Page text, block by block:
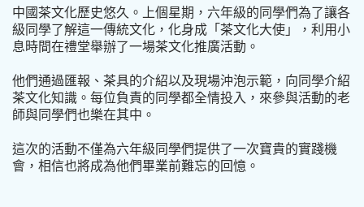
中國茶文化歷史悠久。上個星期，六年級的同學們為了讓各
級同學了解這一傳統文化，化身成「茶文化大使」，利用小
息時間在禮堂舉辦了一場茶文化推廣活動。
他們通過匯報、茶具的介紹以及現場沖泡示範，向同學介紹
茶文化知識。每位負責的同學都全情投入，來參與活動的老
師與同學們也樂在其中。
這次的活動不僅為六年級同學們提供了一次寶貴的實踐機
會，相信也將成為他們畢業前難忘的回憶。